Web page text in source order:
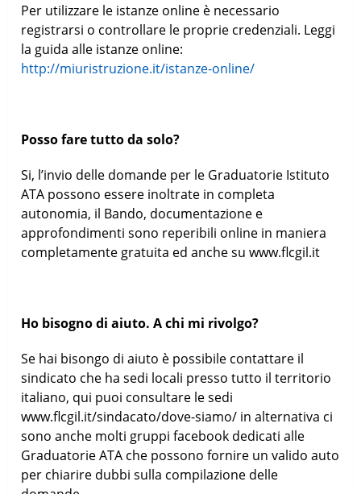
Per utilizzare le istanze online è necessario
registrarsi o controllare le proprie credenziali. Leggi
la guida alle istanze online:
http://miuristruzione.it/istanze-online/
Posso fare tutto da solo?
Si, l’invio delle domande per le Graduatorie Istituto
ATA possono essere inoltrate in completa
autonomia, il Bando, documentazione e
approfondimenti sono reperibili online in maniera
completamente gratuita ed anche su www.flcgil.it
Ho bisogno di aiuto. A chi mi rivolgo?
Se hai bisongo di aiuto è possibile contattare il
sindicato che ha sedi locali presso tutto il territorio
italiano, qui puoi consultare le sedi
www.flcgil.it/sindacato/dove-siamo/ in alternativa ci
sono anche molti gruppi facebook dedicati alle
Graduatorie ATA che possono fornire un valido auto
per chiarire dubbi sulla compilazione delle